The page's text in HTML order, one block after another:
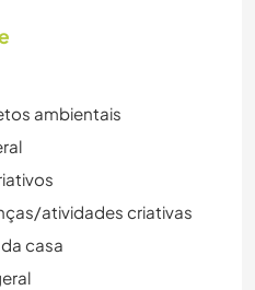
ambientais
atividades criativas
casa